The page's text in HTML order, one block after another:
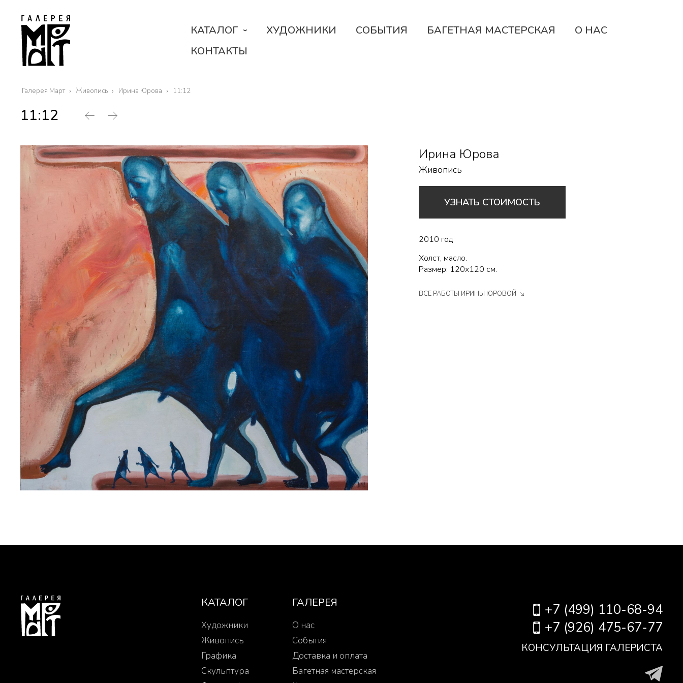
КАТАЛОГ ХУДОЖНИКИ СОБЫТИЯ БАГЕТНАЯ МАСТЕРСКАЯ
О НАС
КОНТАКТЫ
Галерея Март Живопись Ирина Юрова 11:12
11:12
Ирина Юрова
Живопись
УЗНАТЬ СТОИМОСТЬ
2010 год
Холст, масло.
Размер: 120х120 см.
ВСЕ РАБОТЫ ИРИНЫ ЮРОВОЙ
КАТАЛОГ
Художники
Живопись
Графика
Скульптура
ГАЛЕРЕЯ
О нас
События
Доставка и оплата
Багетная мастерская
+7 (499) 110-68-94
+7 (926) 475-67-77
КОНСУЛЬТАЦИЯ ГАЛЕРИСТА